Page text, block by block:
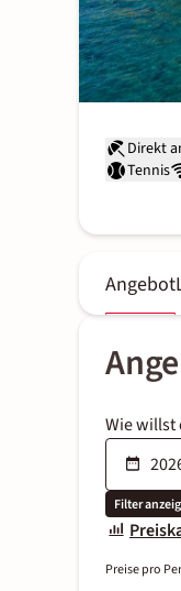
Direkt
Tennis
Angebot
Wie willst
Filter
Preise pro